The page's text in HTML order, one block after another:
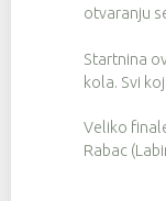
otvaranju
Startnina
kola. Svi
Veliko
Rabac